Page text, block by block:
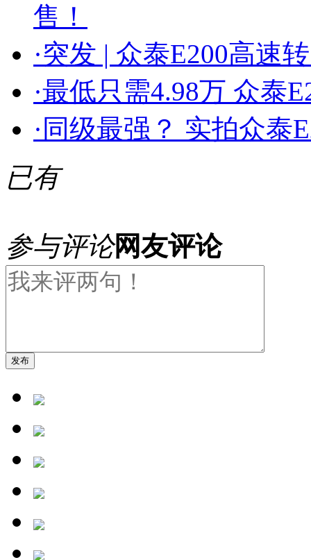
售！
·突发 | 众泰E200高速
·最低只需4.98万 众泰
· 同级最强？ 实拍众泰
已有
参与评论网友评论